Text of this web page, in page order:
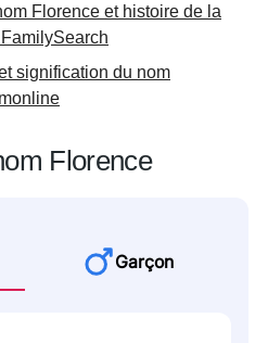
Florence et histoire de la
signification du nom
Florence
Garçon